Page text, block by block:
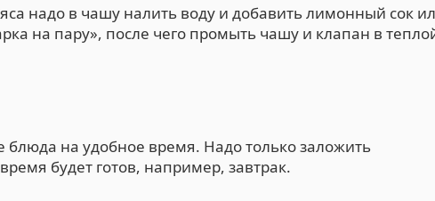
надо в чашу налить воду и добавить лимонный сок
на пару», после чего промыть чашу и клапан в
блюда на удобное время. Надо только заложить
будет готов, например, завтрак.